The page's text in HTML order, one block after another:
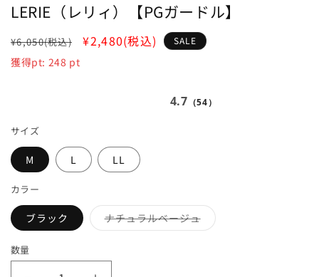
LERIE（レリィ）【PGガードル】
通
常
¥6,050(税込) SALE
¥2,480(税込) SALE
獲得pt: 248 pt
4.7 （54）
サイズ
M L LL
カラー
ブラック ナチュラルベージュ売
り
数量